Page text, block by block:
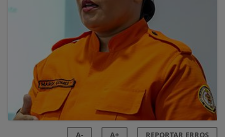
A- A+ REPORTAR ERROS